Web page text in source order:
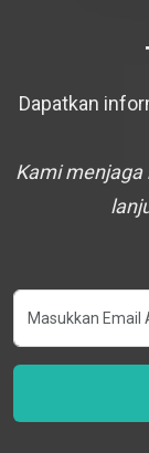
Dapatkan
Kami menjaga